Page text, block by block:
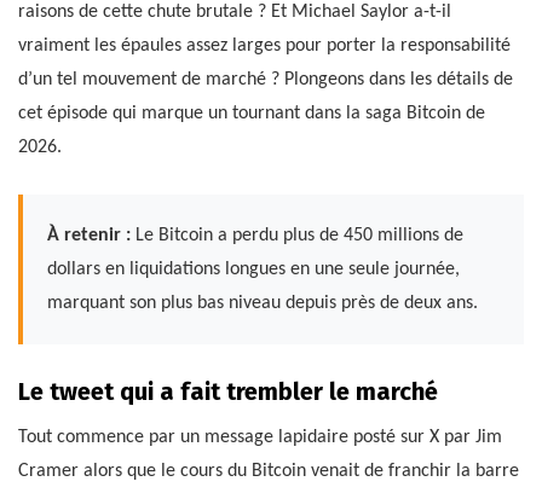
raisons de cette chute brutale ? Et Michael Saylor a-t-il
vraiment les épaules assez larges pour porter la responsabilité
d’un tel mouvement de marché ? Plongeons dans les détails de
cet épisode qui marque un tournant dans la saga Bitcoin de
2026.
À retenir : Le Bitcoin a perdu plus de 450 millions de
dollars en liquidations longues en une seule journée,
marquant son plus bas niveau depuis près de deux ans.
Le tweet qui a fait trembler le marché
Tout commence par un message lapidaire posté sur X par Jim
Cramer alors que le cours du Bitcoin venait de franchir la barre